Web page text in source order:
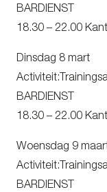
BARDIENST
18.30 – 22.00
Dinsdag 8 mart
BARDIENST
18.30 – 22.00
Woensdag 9
BARDIENST